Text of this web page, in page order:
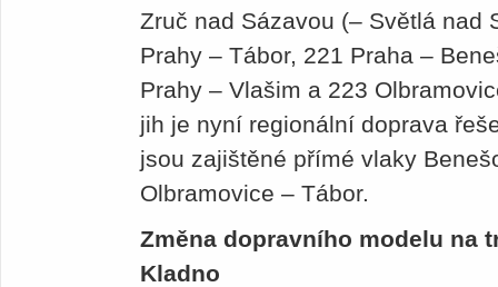
Zruč nad Sázavou (– Světlá nad
Prahy – Tábor, 221 Praha –
Prahy – Vlašim a 223
jih je nyní regionální doprava
jsou zajištěné přímé vlaky
Olbramovice – Tábor.
Změna dopravního modelu na
Kladno